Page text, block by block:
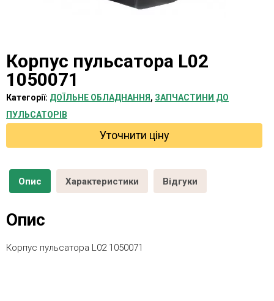
Корпус пульсатора L02
1050071
Категорії: ДОЇЛЬНЕ ОБЛАДНАННЯ , ЗАПЧАСТИНИ ДО
ПУЛЬСАТОРІВ
Уточнити ціну
Опис Характеристики Відгуки
Опис
Корпус пульсатора L02 1050071